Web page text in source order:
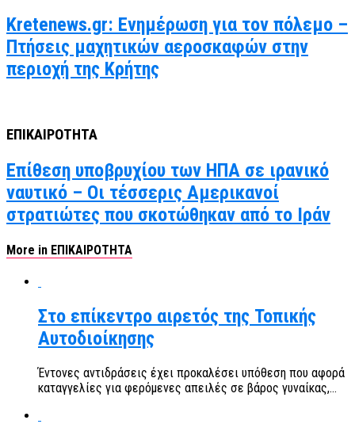
Kretenews.gr: Ενημέρωση για τον πόλεμο –
Πτήσεις μαχητικών αεροσκαφών στην
περιοχή της Κρήτης
ΕΠΙΚΑΙΡΟΤΗΤΑ
Επίθεση υποβρυχίου των ΗΠΑ σε ιρανικό
ναυτικό – Οι τέσσερις Αμερικανοί
στρατιώτες που σκοτώθηκαν από το Ιράν
More in ΕΠΙΚΑΙΡΟΤΗΤΑ
Στο επίκεντρο αιρετός της Τοπικής
Αυτοδιοίκησης
Έντονες αντιδράσεις έχει προκαλέσει υπόθεση που αφορά
καταγγελίες για φερόμενες απειλές σε βάρος γυναίκας,...